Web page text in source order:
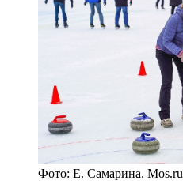
Фото: Е. Самарина. Mos.ru